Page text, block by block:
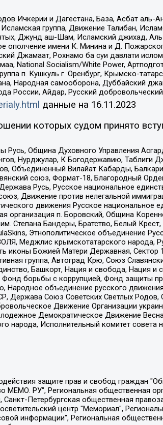
Ичкерии и Дагестана, База, Асбат аль-
группа, Движение Талибан,
Джунд аш-Шам, Исламский джихад,
имени К. Минина и Д.
Джамаат, Рохнамо ба суи давлати
National Socialism/White Power,
п. Кушкуль г. Оренбург, Крымско-
Народная самооборона, Дуббайский
России, Айдар, Русский
данные на 16.11.2023
которых судом принято
Община Духовного Управления
Нурджулар, К Богодержавию, Таблиги
Объединенный Вилайат Кабарды,
союз, Формат-18, Благородный
Русь, Русское национальное
Движение против нелегальной
движения Русское национальное
организация п. Боровский, Община
Степана Бандеры, Братство, Белый
Этнополитическое объединение
Меджлис крымскотатарского народа,
иконы Божией Матери Державная, Сектор
группа, Автоград Крю, Союз
Башкорт, Нация и свобода, Нация и
борьбы с коррупцией, Фонд защиты
Народное объединение русского
Держава Союз Советских Светлых Родов,
Движение Организации
Демократическое Движение
народа, Исполнительный комитет совета
"МЕМО", Перл Роман Александрович, Симонов Евгений Алексеевич, Соловьева Елена Анатольевна, Сотников Даниил Владимирович, Сурначева Елизавета Дмитриевна, Автономная некоммерческая организация по защите прав человека и информированию населения "Якутия – Наше Мнение", Общество с ограниченной ответственностью "Москоу диджитал медиа", с 26.01.2023 Общество с ограниченной ответственностью "Чайка Белые сады", Ветошкина Валерия Валерьевна, Заговора Максим Александрович, Межрегиональное общественное движение "Российская ЛГБТ - сеть", Оленичев Максим Владимирович, Павлов Иван Юрьевич, Скворцова Елена Сергеевна, Общество с ограниченной ответственностью "Как бы инагент", Кочетков Игорь Викторович, Общество с ограниченной ответственностью "Честные выборы", Еланчик Олег Александрович, Общество с ограниченной ответственностью "Нобелевский призыв", Гималова Регина Эмилевна, Григорьев Андрей Валерьевич, Григорьева Алина Александровна, Ассоциация по содействию защите прав призывников, альтернативнослужащих и военнослужащих "Правозащитная группа "Гражданин.Армия.Право", Хисамова Регина Фаритовна, Автономная некоммерческая организация по реализации социально-правовых программ "Лилит", Дальневосточное общественное движение "Маяк", Санкт-Петербургская ЛГБТ-инициативная группа "Выход", Инициативная группа ЛГБТ+ "Реверс", Алексеев Андрей Викторович, Бекбулатова Таисия Львовна, Беляев Иван Михайлович, Владыкина Елена Сергеевна, Гельман Марат Александрович, Никульшина Вероника Юрьевна, Толоконникова Надежда Андреевна, Шендерович Виктор Анатольевич, Общество с ограниченной ответственностью "Данное сообщение", Общество с ограниченной ответственностью Издательский дом "Новая глава", Айнбиндер Александра Александровна, Московский комьюнити-центр для ЛГБТ+инициатив, Благотворительный фонд развития филантропии, Deutsche Welle (Германия, Kurt-Schumacher-Strasse 3, 53113 Bonn), Борзунова Мария Михайловна, Воробьев Виктор Викторович, Голубева Анна Львовна, Константинова Алла Михайловна, Малкова Ирина Владимировна, Мурадов Мурад Абдулгалимович, Осетинская Елизавета Николаевна, Понасенков Евгений Николаевич, Ганапольский Матвей Юрьевич, Киселев Евгений Алексеевич, Борухович Ирина Григорьевна, Дремин Иван Тимофеевич, Дубровский Дмитрий Викторович, Красноярская региональная общественная организация поддержки и развития альтернативных образовательных технологий и межкультурных коммуникаций "ИНТЕРРА", Маяковская Екатерина Алексеевна, Фейгин Марк Захарович, Филимонов Андрей Викторович, Дзугкоева Регина Николаевна, Доброхотов Роман